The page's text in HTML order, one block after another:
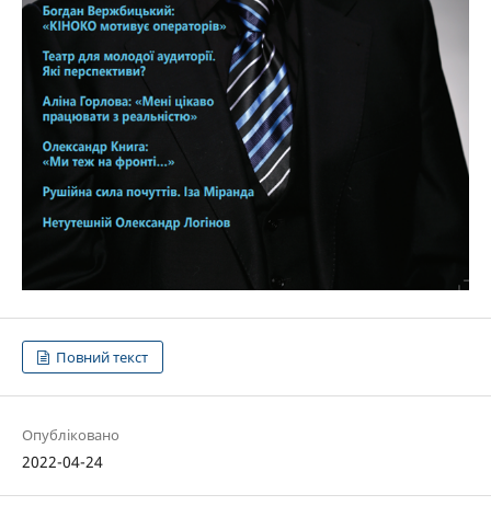
Повний текст
Опубліковано
2022-04-24